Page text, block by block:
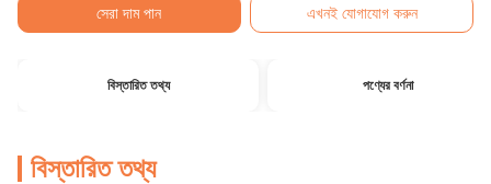
সেরা দাম পান এখনই যোগাযোগ করুন
বিস্তারিত তথ্য পণ্যের বর্ণনা
বিস্তারিত তথ্য